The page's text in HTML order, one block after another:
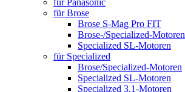
für Panasonic
für Brose
Brose S-Mag Pro FIT
Brose-/Specialized-Motoren
Specialized SL-Motoren
für Specialized
Brose/Specialized-Motoren
Specialized SL-Motoren
Specialized 3.1-Motoren